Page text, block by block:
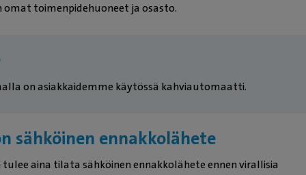
omat toimenpidehuoneet ja osasto.
on asiakkaidemme käytössä kahviautomaatti.
sähköinen ennakkolähete
aina tilata sähköinen ennakkolähete ennen virallisia